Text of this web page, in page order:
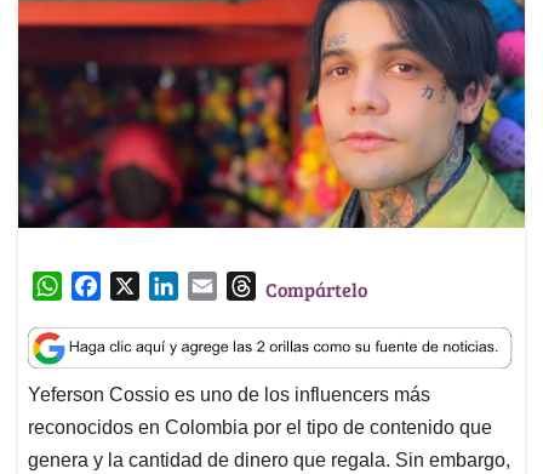
W
a
t
s
A
p
c
e
b
o
o
n
k
e
d
I
a
i
l
T
r
e
a
d
s
Compártelo
Yeferson Cossio es uno de los influencers más
reconocidos en Colombia por el tipo de contenido que
genera y la cantidad de dinero que regala. Sin embargo,